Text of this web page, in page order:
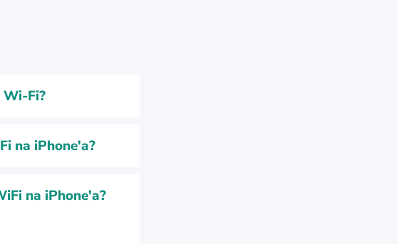
Wi-Fi?
na iPhone'a?
na iPhone'a?